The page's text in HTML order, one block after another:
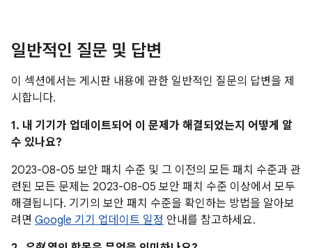
일반적인 질문 및 답변
이 섹션에서는 게시판 내용에 관한 일반적인 질문의 답변을 제
시합니다.
1. 내 기기가 업데이트되어 이 문제가 해결되었는지 어떻게 알
수 있나요?
2023-08-05 보안 패치 수준 및 그 이전의 모든 패치 수준과 관
련된 모든 문제는 2023-08-05 보안 패치 수준 이상에서 모두
해결됩니다. 기기의 보안 패치 수준을 확인하는 방법을 알아보
려면 Google 기기 업데이트 일정 안내를 참고하세요.